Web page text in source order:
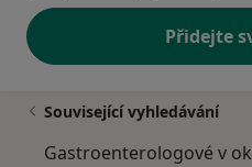
Přidejte
Související vyhledávání
Gastroenterologové v